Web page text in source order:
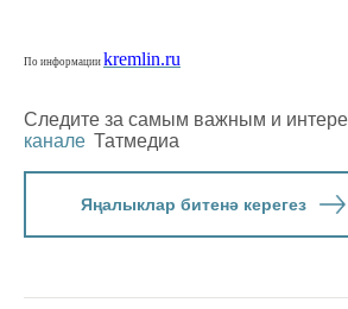
По информации kremlin.ru
Следите за самым важным и
канале Татмедиа
Яңалыклар битенә керегез